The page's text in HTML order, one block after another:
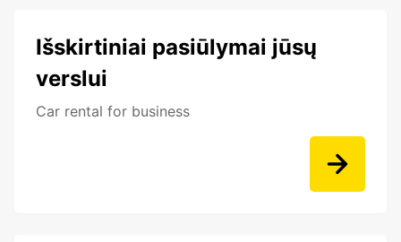
Išskirtiniai pasiūlymai jūsų
verslui
Car rental for business